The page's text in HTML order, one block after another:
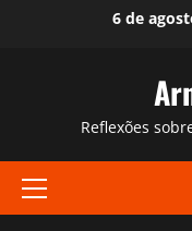
6 de
Reflexões
Primary